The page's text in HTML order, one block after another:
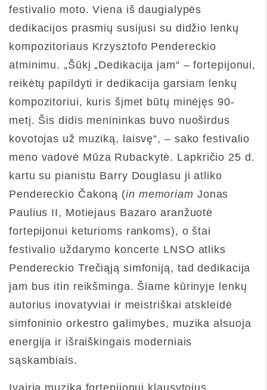
festivalio moto. Viena iš daugialypės
dedikacijos prasmių susijusi su didžio lenkų
kompozitoriaus Krzysztofo Pendereckio
atminimu. „Šūkį „Dedikacija jam“ – fortepijonui,
reikėtų papildyti ir dedikacija garsiam lenkų
kompozitoriui, kuris šįmet būtų minėjęs 90-
metį. Šis didis menininkas buvo nuoširdus
kovotojas už muziką, laisvę“, – sako festivalio
meno vadovė Mūza Rubackytė. Lapkričio 25 d.
kartu su pianistu Barry Douglasu ji atliko
Pendereckio Čakoną (in memoriam Jonas
Paulius II, Motiejaus Bazaro aranžuotė
fortepijonui keturioms rankoms), o štai
festivalio uždarymo koncerte LNSO atliks
Pendereckio Trečiąją simfoniją, tad dedikacija
jam bus itin reikšminga. Šiame kūrinyje lenkų
autorius inovatyviai ir meistriškai atskleidė
simfoninio orkestro galimybes, muzika alsuoja
energija ir išraiškingais moderniais
sąskambiais.